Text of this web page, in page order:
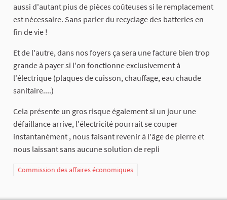
aussi d'autant pius de pièces coûteuses si le remplacement
est nécessaire. Sans parler du recyclage des batteries en
fin de vie !
Et de l'autre, dans nos foyers ça sera une facture bien trop
grande à payer si l'on fonctionne exclusivement à
l'électrique (plaques de cuisson, chauffage, eau chaude
sanitaire....)
Cela présente un gros risque également si un jour une
défaillance arrive, l'électricité pourrait se couper
instantanément , nous faisant revenir à l'âge de pierre et
nous laissant sans aucune solution de repli
Commission des affaires économiques